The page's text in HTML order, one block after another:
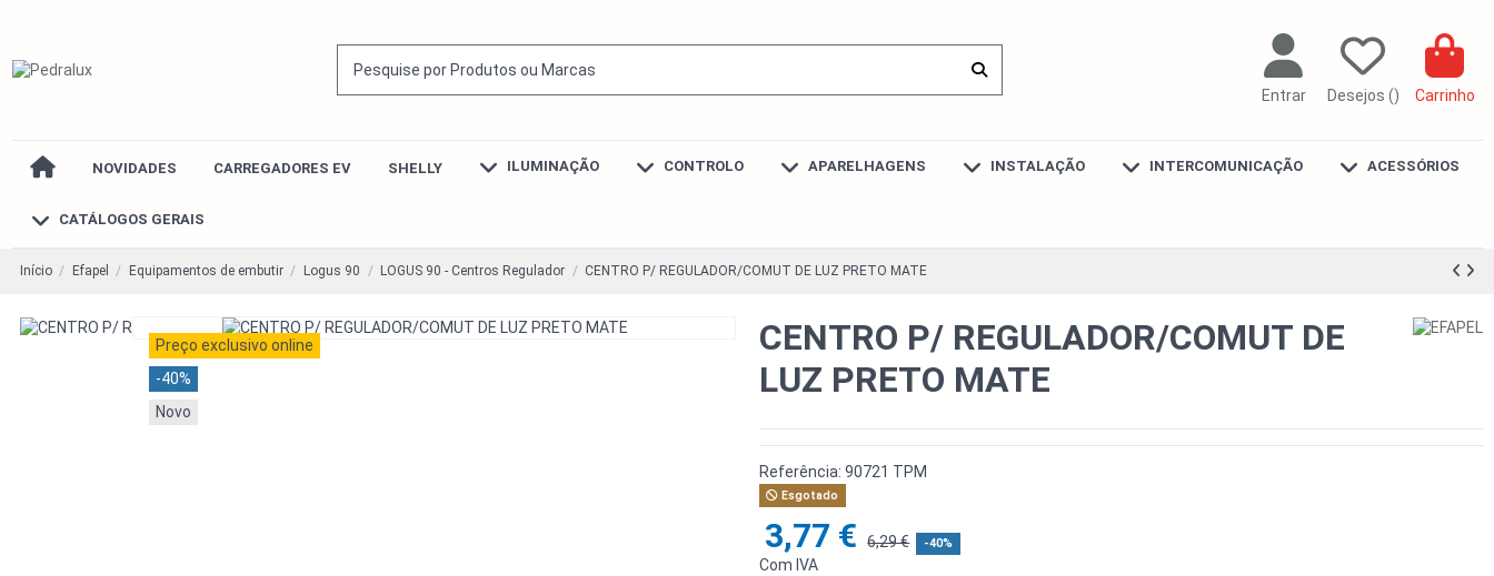
Entrar Desejos () Carrinho
NOVIDADES CARREGADORES EV SHELLY ILUMINAÇÃO CONTROLO APARELHAGENS INSTALAÇÃO INTERCOMUNICAÇÃO ACESSÓRIOS
CATÁLOGOS GERAIS
Início Efapel Equipamentos de embutir Logus 90 LOGUS 90 - Centros Regulador CENTRO P/ REGULADOR/COMUT DE LUZ PRETO MATE
Preço exclusivo online
-40%
Novo
CENTRO P/ REGULADOR/COMUT DE
LUZ PRETO MATE
Referência: 90721 TPM
Esgotado
3,77 € 6,29 € -40%
Com IVA